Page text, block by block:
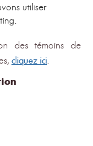
utiliser
des témoins de
cliquez ici